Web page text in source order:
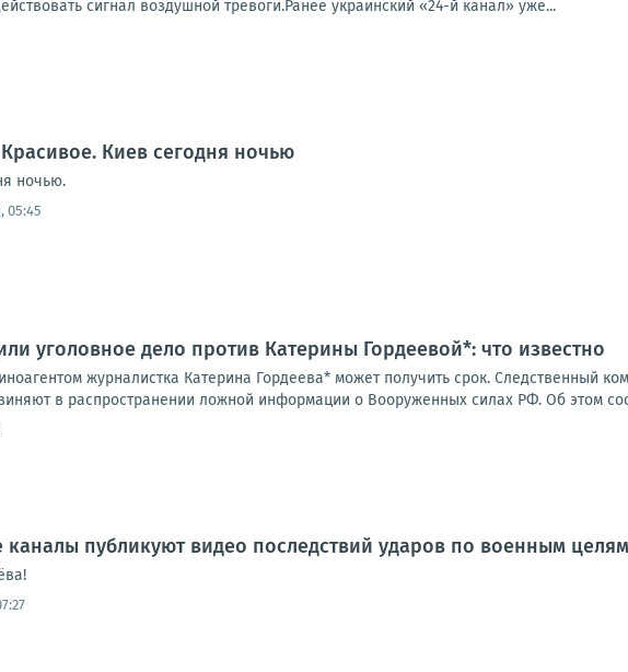
сигнал воздушной тревоги.Ранее украинский «24-й канал» уже...
Киев сегодня ночью
ночью.
05:45
уголовное дело против Катерины Гордеевой*: что известно
журналистка Катерина Гордеева* может получить срок. Следственный
в распространении ложной информации о Вооруженных силах РФ. Об этом
публикуют видео последствий ударов по военным